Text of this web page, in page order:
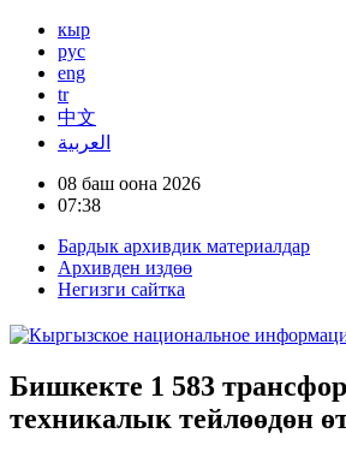
кыр
рус
eng
tr
中文
العربية
08 баш оона 2026
07:38
Бардык архивдик материалдар
Архивден издөө
Негизги сайтка
Бишкекте 1 583
техникалык тейлөөдөн